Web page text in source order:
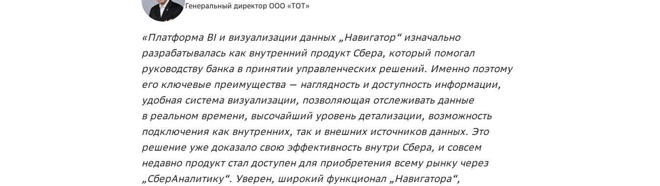
Генеральный директор ООО «ТОТ»
«Платформа BI и визуализации данных „Навигатор“ изначально
разрабатывалась как внутренний продукт Сбера, который помогал
руководству банка в принятии управленческих решений. Именно поэтому
его ключевые преимущества — наглядность и доступность информации,
удобная система визуализации, позволяющая отслеживать данные
в реальном времени, высочайший уровень детализации, возможность
подключения как внутренних, так и внешних источников данных. Это
решение уже доказало свою эффективность внутри Сбера, и совсем
недавно продукт стал доступен для приобретения всему рынку через
„СберАналитику“. Уверен, широкий функционал „Навигатора“,